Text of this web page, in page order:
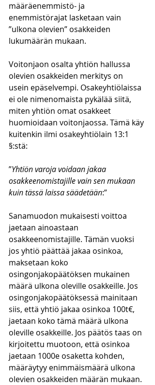
määräenemmistö- ja
enemmistörajat lasketaan vain
”ulkona olevien” osakkeiden
lukumäärän mukaan.
Voitonjaon osalta yhtiön hallussa
olevien osakkeiden merkitys on
usein epäselvempi. Osakeyhtiölaissa
ei ole nimenomaista pykälää siitä,
miten yhtiön omat osakkeet
huomioidaan voitonjaossa. Tämä käy
kuitenkin ilmi osakeyhtiölain 13:1
§:stä:
”Yhtiön varoja voidaan jakaa
osakkeenomistajille vain sen mukaan
kuin tässä laissa säädetään:”
Sanamuodon mukaisesti voittoa
jaetaan ainoastaan
osakkeenomistajille. Tämän vuoksi
jos yhtiö päättää jakaa osinkoa,
maksetaan koko
osingonjakopäätöksen mukainen
määrä ulkona oleville osakkeille. Jos
osingonjakopäätöksessä mainitaan
siis, että yhtiö jakaa osinkoa 100t€,
jaetaan koko tämä määrä ulkona
oleville osakkeille. Jos päätös taas on
kirjoitettu muotoon, että osinkoa
jaetaan 1000e osaketta kohden,
määräytyy enimmäismäärä ulkona
olevien osakkeiden määrän mukaan.